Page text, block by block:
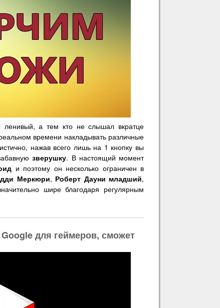
а тем кто не слышал вкратце
времени накладывать различные
нажав всего лишь на 1 кнопку вы
зверушку. В настоящий момент
и поэтому он несколько ограничен в
Меркюри, Роберт Дауни младший,
шире благодаря регулярным
для геймеров, сможет